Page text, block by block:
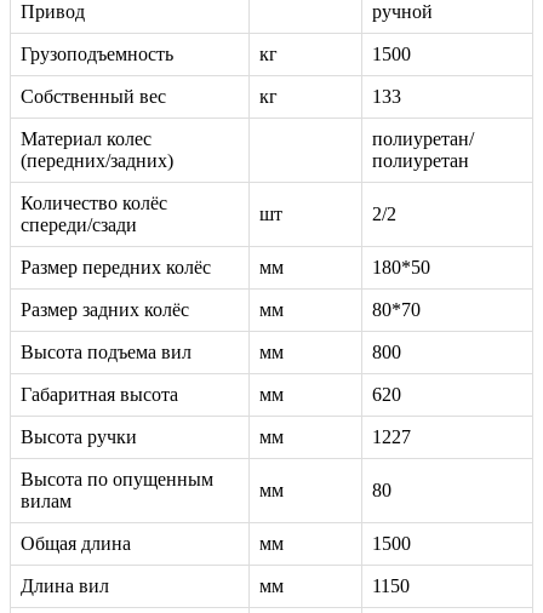
Привод ручной
Грузоподъемность кг 1500
Собственный вес кг 133
Материал колес
(передних/задних)
полиуретан/
полиуретан
Количество колёс
спереди/сзади
шт 2/2
Размер передних колёс мм 180*50
Размер задних колёс мм 80*70
Высота подъема вил мм 800
Габаритная высота мм 620
Высота ручки мм 1227
Высота по опущенным
вилам
мм 80
Общая длина мм 1500
Длина вил мм 1150